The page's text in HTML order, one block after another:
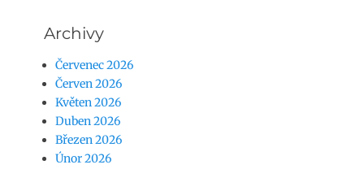
Archivy
Červenec 2026
Červen 2026
Květen 2026
Duben 2026
Březen 2026
Únor 2026